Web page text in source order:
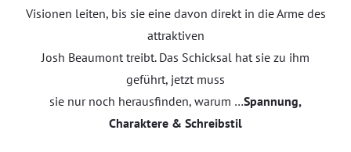
Visionen leiten, bis sie eine davon direkt in die Arme des
attraktiven
Josh Beaumont treibt. Das Schicksal hat sie zu ihm
geführt, jetzt muss
sie nur noch herausfinden, warum …Spannung,
Charaktere & Schreibstil